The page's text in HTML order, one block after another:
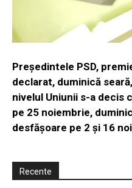
Preşedintele PSD,
declarat, duminică
nivelul Uniunii s-a decis
pe 25 noiembrie,
desfăşoare pe 2 şi 16
Recente